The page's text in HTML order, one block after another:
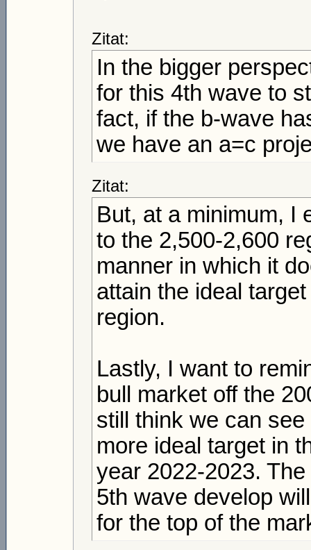
Zitat:
In the bigger
for this 4th wave to
fact, if the b-wave
we have an a=c
Zitat:
But, at a minimum, I
to the 2,500-2,600
manner in which it
attain the ideal
region.
Lastly, I want to
bull market off the
still think we can
more ideal target in
year 2022-2023.
5th wave develop
for the top of the